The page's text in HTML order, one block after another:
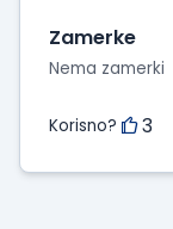
Zamerke
Nema zamerki
Korisno? 3